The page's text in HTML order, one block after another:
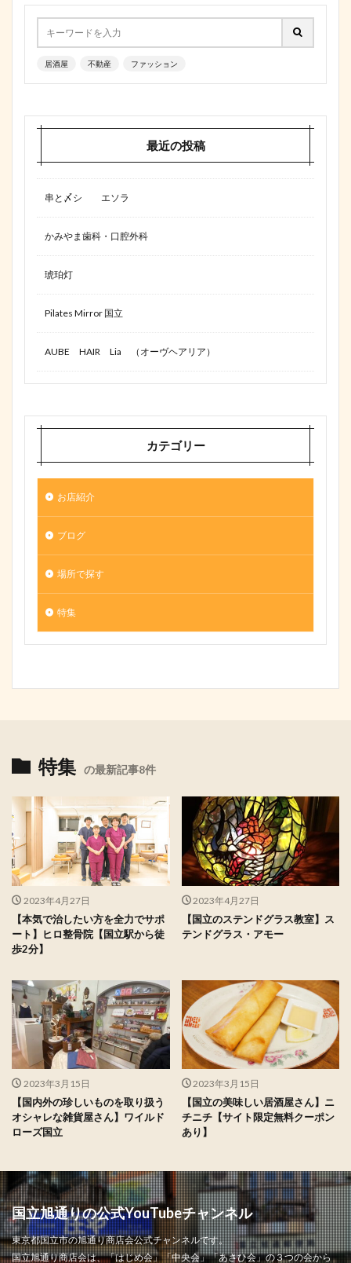
居酒屋 不動産 ファッション
最近の投稿
串と〆シ エソラ
かみやま歯科・口腔外科
琥珀灯
Pilates Mirror 国立
AUBE HAIR Lia （オーヴヘアリア）
カテゴリー
お店紹介
ブログ
場所で探す
特集
特集 の最新記事8件
2023年4月27日
【本気で治したい方を全力でサポ
ート】ヒロ整骨院【国立駅から徒
歩2分】
2023年4月27日
【国立のステンドグラス教室】ス
テンドグラス・アモー
2023年3月15日
【国内外の珍しいものを取り扱う
オシャレな雑貨屋さん】ワイルド
ローズ国立
2023年3月15日
【国立の美味しい居酒屋さん】ニ
チニチ【サイト限定無料クーポン
あり】
国立旭通りの公式YouTubeチャンネル
東京都国立市の旭通り商店会公式チャンネルです。
国立旭通り商店会は、「はじめ会」「中央会」「あさひ会」の３つの会から